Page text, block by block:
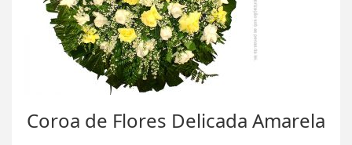
Coroa de Flores Delicada Amarela